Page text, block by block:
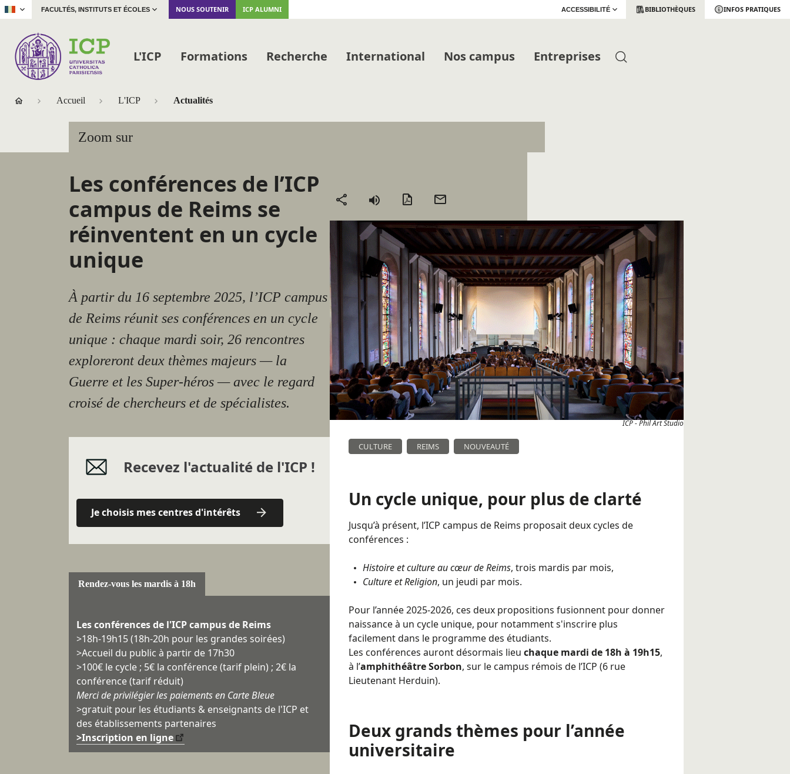
| FACULTÉS, INSTITUTS ET ÉCOLES NOUS SOUTENIR ICP ALUMNI ACCESSIBILITÉ BIBLIOTHÈQUES INFOS PRATIQUES
L'ICP Formations Recherche International Nos campus Entreprises
Accueil L'ICP Actualités
Zoom sur
Les conférences de l’ICP
campus de Reims se
réinventent en un cycle
unique
À partir du 16 septembre 2025, l’ICP campus
de Reims réunit ses conférences en un cycle
unique : chaque mardi soir, 26 rencontres
exploreront deux thèmes majeurs — la
Guerre et les Super-héros — avec le regard
croisé de chercheurs et de spécialistes.
Recevez l'actualité de l'ICP !
Je choisis mes centres d'intérêts
Rendez-vous les mardis à 18h
Les conférences de l'ICP campus de Reims
>18h-19h15 (18h-20h pour les grandes soirées)
>Accueil du public à partir de 17h30
>100€ le cycle ; 5€ la conférence (tarif plein) ; 2€ la
conférence (tarif réduit)
Merci de privilégier les paiements en Carte Bleue
>gratuit pour les étudiants & enseignants de l'ICP et
des établissements partenaires
>Inscription en ligne
Partager
Version
mail
ICP - Phil Art Studio
CULTURE REIMS NOUVEAUTÉ
Un cycle unique, pour plus de clarté
Jusqu’à présent, l’ICP campus de Reims proposait deux cycles de
conférences :
Histoire et culture au cœur de Reims, trois mardis par mois,
Culture et Religion, un jeudi par mois.
Pour l’année 2025-2026, ces deux propositions fusionnent pour donner
naissance à un cycle unique, pour notamment s'inscrire plus
facilement dans le programme des étudiants.
Les conférences auront désormais lieu chaque mardi de 18h à 19h15,
à l’amphithéâtre Sorbon, sur le campus rémois de l’ICP (6 rue
Lieutenant Herduin).
Deux grands thèmes pour l’année
universitaire